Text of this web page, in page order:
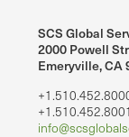
SCS Global
2000 Powell
Emeryville, CA